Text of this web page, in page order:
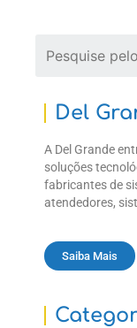
Del
A Del Grande
soluções
fabricantes de
atendedores,
Saiba Mais